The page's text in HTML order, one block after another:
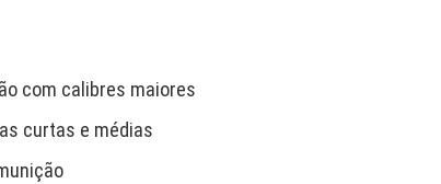
com calibres maiores
curtas e médias